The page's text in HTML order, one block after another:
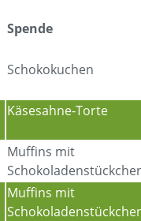
Spende
Schokokuchen
Käsesahne-Torte
Muffins mit
Muffins mit